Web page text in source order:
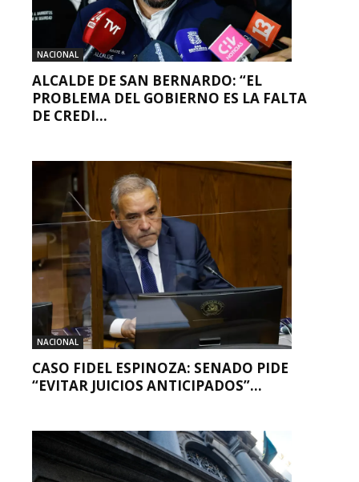
NACIONAL
ALCALDE DE SAN BERNARDO: “EL
PROBLEMA DEL GOBIERNO ES LA FALTA
DE CREDI...
NACIONAL
CASO FIDEL ESPINOZA: SENADO PIDE
“EVITAR JUICIOS ANTICIPADOS”...